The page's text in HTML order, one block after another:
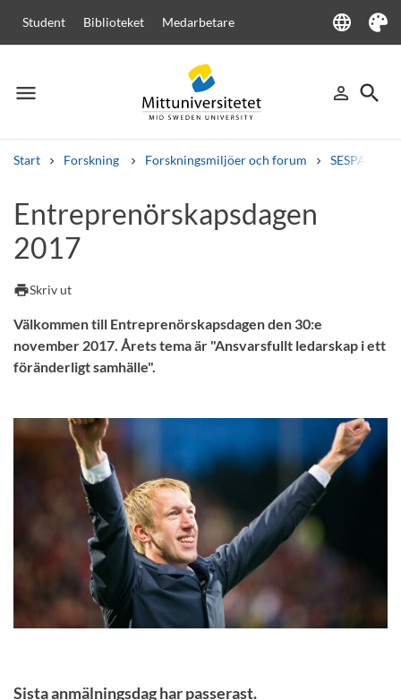
Student Biblioteket Medarbetare language
Language
Tema
menu
Meny person_outline
Logga in
search
Sök
Start Forskning Forskningsmiljöer och forum SESPA
Andra söktjänster
Kurser och program
Entreprenörskapsdagen
2017
printSkriv ut
Välkommen till Entreprenörskapsdagen den 30:e
november 2017. Årets tema är "Ansvarsfullt ledarskap i ett
föränderligt samhälle".
Sista anmälningsdag har passerast.